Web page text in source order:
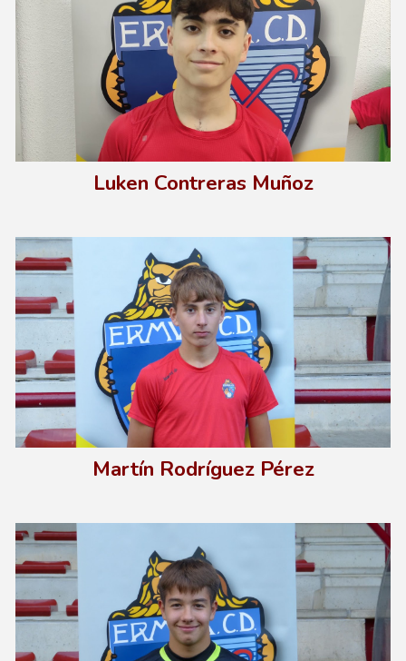
Luken Contreras Muñoz
Martín Rodríguez Pérez